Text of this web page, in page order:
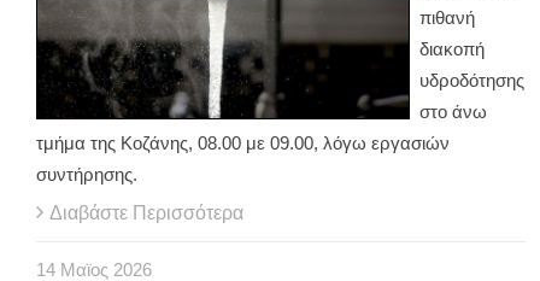
πιθανή
διακοπή
υδροδότησης
στο άνω
τμήμα της Κοζάνης, 08.00 με 09.00, λόγω εργασιών
συντήρησης.
Διαβάστε Περισσότερα
14 Μαϊος 2026